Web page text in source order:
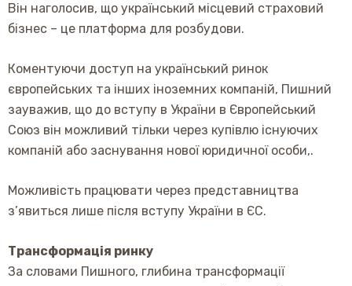
Він наголосив, що український місцевий страховий
бізнес – це платформа для розбудови.
Коментуючи доступ на український ринок
європейських та інших іноземних компаній, Пишний
зауважив, що до вступу в України в Європейський
Союз він можливий тільки через купівлю існуючих
компаній або заснування нової юридичної особи,.
Можливість працювати через представництва
з’явиться лише після вступу України в ЄС.
Трансформація ринку
За словами Пишного, глибина трансформації